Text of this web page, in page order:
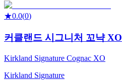
★0.0(0)
커클랜드 시그니처 꼬냑 XO
Kirkland Signature Cognac XO
Kirkland Signature